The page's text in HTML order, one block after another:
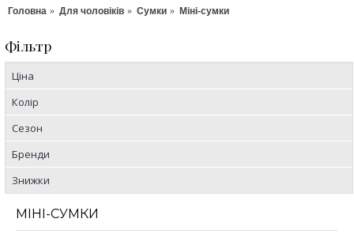
Головна Для чоловіків Сумки Міні-сумки
Фільтр
Ціна
Колір
Сезон
Бренди
Знижки
МІНІ-СУМКИ